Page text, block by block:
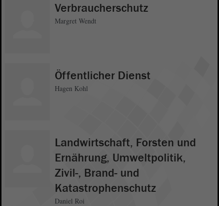
Verbraucherschutz
Margret Wendt
Öffentlicher Dienst
Hagen Kohl
Landwirtschaft, Forsten und
Ernährung, Umweltpolitik,
Zivil-, Brand- und
Katastrophenschutz
Daniel Roi